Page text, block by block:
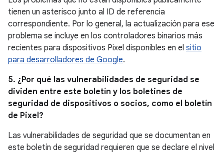
tienen un asterisco junto al ID de referencia
correspondiente. Por lo general, la actualización para ese
problema se incluye en los controladores binarios más
recientes para dispositivos Pixel disponibles en el sitio
para desarrolladores de Google.
5. ¿Por qué las vulnerabilidades de seguridad se
dividen entre este boletín y los boletines de
seguridad de dispositivos o socios, como el boletín
de Pixel?
Las vulnerabilidades de seguridad que se documentan en
este boletín de seguridad requieren que se declare el nivel